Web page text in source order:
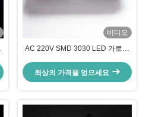
비디오
AC 220V SMD 3030 LED 가로등
최상의 가격을 얻으세요